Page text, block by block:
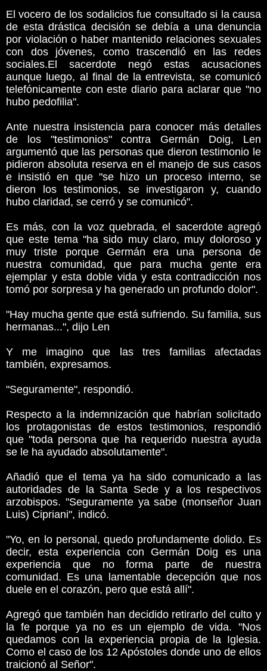
El vocero de los sodalicios fue consultado si la causa
de esta drástica decisión se debía a una denuncia
por violación o haber mantenido relaciones sexuales
con dos jóvenes, como trascendió en las redes
sociales.El sacerdote negó estas acusaciones
aunque luego, al final de la entrevista, se comunicó
telefónicamente con este diario para aclarar que "no
hubo pedofilia".
Ante nuestra insistencia para conocer más detalles
de los "testimonios" contra Germán Doig, Len
argumentó que las personas que dieron testimonio le
pidieron absoluta reserva en el manejo de sus casos
e insistió en que "se hizo un proceso interno, se
dieron los testimonios, se investigaron y, cuando
hubo claridad, se cerró y se comunicó".
Es más, con la voz quebrada, el sacerdote agregó
que este tema "ha sido muy claro, muy doloroso y
muy triste porque Germán era una persona de
nuestra comunidad, que para mucha gente era
ejemplar y esta doble vida y esta contradicción nos
tomó por sorpresa y ha generado un profundo dolor".
"Hay mucha gente que está sufriendo. Su familia, sus
hermanas...", dijo Len
Y me imagino que las tres familias afectadas
también, expresamos.
"Seguramente", respondió.
Respecto a la indemnización que habrían solicitado
los protagonistas de estos testimonios, respondió
que "toda persona que ha requerido nuestra ayuda
se le ha ayudado absolutamente".
Añadió que el tema ya ha sido comunicado a las
autoridades de la Santa Sede y a los respectivos
arzobispos. "Seguramente ya sabe (monseñor Juan
Luis) Cipriani", indicó.
"Yo, en lo personal, quedo profundamente dolido. Es
decir, esta experiencia con Germán Doig es una
experiencia que no forma parte de nuestra
comunidad. Es una lamentable decepción que nos
duele en el corazón, pero que está allí".
Agregó que también han decidido retirarlo del culto y
la fe porque ya no es un ejemplo de vida. "Nos
quedamos con la experiencia propia de la Iglesia.
Como el caso de los 12 Apóstoles donde uno de ellos
traicionó al Señor".